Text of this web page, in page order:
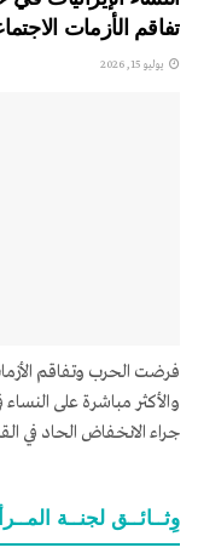
تفاقم الأزمات
يوليو 15, 2026
فرضت الحرب وتفاقم
والأكثر مباشرة على
جراء الانخفاض الحاد في
وِثــائــق لجنــة